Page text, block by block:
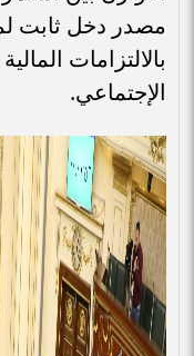
مصدر دخل ثابت
بالالتزامات
الإجتماعي.